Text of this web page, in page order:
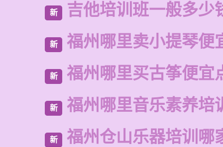
新 吉他培训班一般多少
新 福州哪里卖小提琴便
新 福州哪里买古筝便宜
新 福州哪里音乐素养培
新 福州仓山乐器培训哪